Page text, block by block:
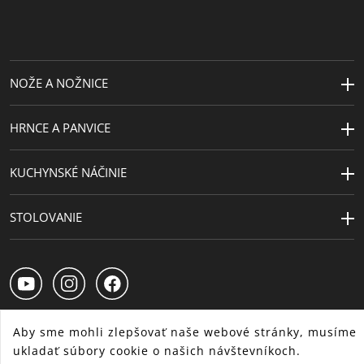
Návrhár
NOŽE A NOŽNICE
HRNCE A PANVICE
KUCHYNSKÉ NÁČINIE
STOLOVANIE
Aby sme mohli zlepšovať naše webové stránky, musíme
ukladať súbory cookie o našich návštevníkoch.